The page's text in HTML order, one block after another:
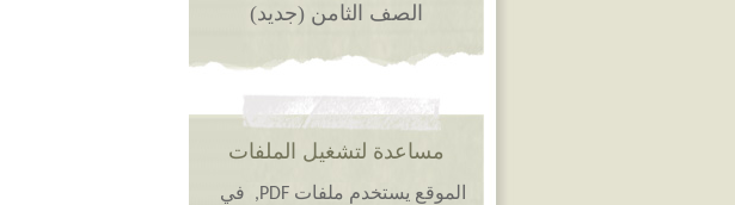
الصف الثامن (جديد)
مساعدة لتشغيل الملفات
الموقع يستخدم ملفات PDF, في